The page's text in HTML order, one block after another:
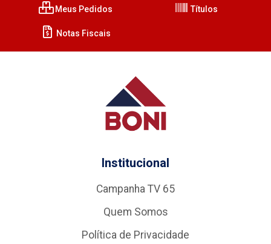
Meus Pedidos Títulos
Notas Fiscais
Institucional
Campanha TV 65
Quem Somos
Política de Privacidade